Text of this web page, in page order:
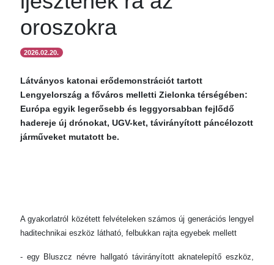
oroszokra
2026.02.20.
Látványos katonai erődemonstrációt tartott
Lengyelország a főváros melletti Zielonka térségében:
Európa egyik legerősebb és leggyorsabban fejlődő
hadereje új drónokat, UGV-ket, távirányított páncélozott
járműveket mutatott be.
A gyakorlatról közétett felvételeken számos új generációs lengyel
haditechnikai eszköz látható, felbukkan rajta egyebek mellett
- egy Bluszcz névre hallgató távirányított aknatelepítő eszköz,